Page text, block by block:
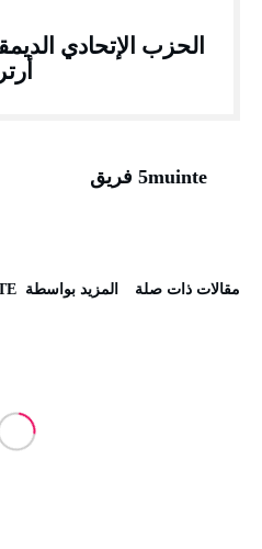
الحزب الإتحادي
5muinte فريق
‫مقالات ذات صلة‬ ‫‫المزيد بواسطة‬ ‬ 5MUINTE فريق